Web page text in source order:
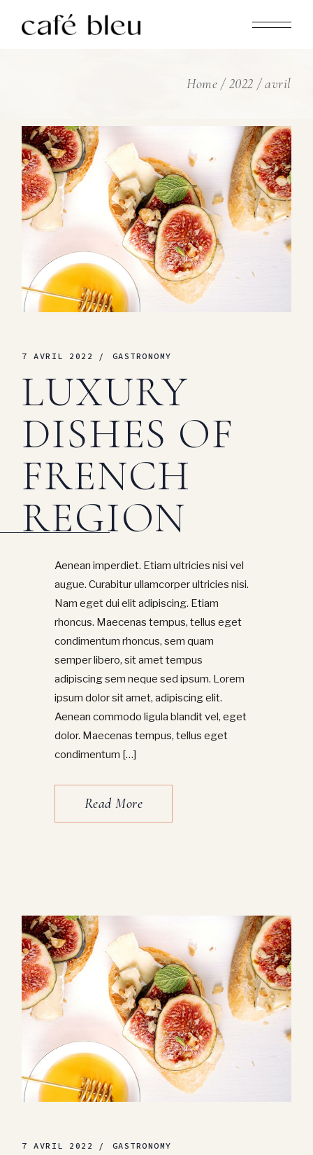
content
Home 2022 avril
7 AVRIL 2022 GASTRONOMY
LUXURY
DISHES OF
FRENCH
REGION
Aenean imperdiet. Etiam ultricies nisi vel
augue. Curabitur ullamcorper ultricies nisi.
Nam eget dui elit adipiscing. Etiam
rhoncus. Maecenas tempus, tellus eget
condimentum rhoncus, sem quam
semper libero, sit amet tempus
adipiscing sem neque sed ipsum. Lorem
ipsum dolor sit amet, adipiscing elit.
Aenean commodo ligula blandit vel, eget
dolor. Maecenas tempus, tellus eget
condimentum […]
Read More
7 AVRIL 2022 GASTRONOMY